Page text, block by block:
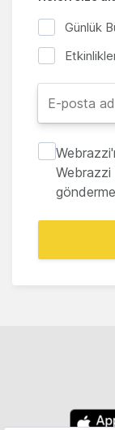
Günlük
Webrazzi